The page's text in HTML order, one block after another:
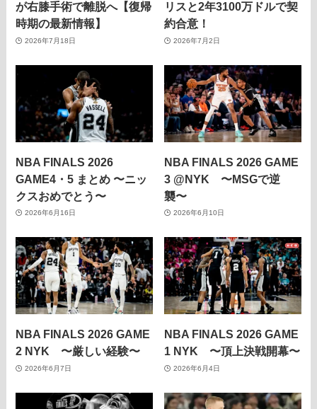
が右膝手術で離脱へ【復帰
時期の最新情報】
2026年7月18日
リスと2年3100万ドルで契
約合意！
2026年7月2日
NBA FINALS 2026
GAME4・5 まとめ 〜ニッ
クスおめでとう〜
2026年6月16日
NBA FINALS 2026 GAME
3 @NYK 〜MSGで逆
襲〜
2026年6月10日
NBA FINALS 2026 GAME
2 NYK 〜厳しい経験〜
2026年6月7日
NBA FINALS 2026 GAME
1 NYK 〜頂上決戦開幕〜
2026年6月4日